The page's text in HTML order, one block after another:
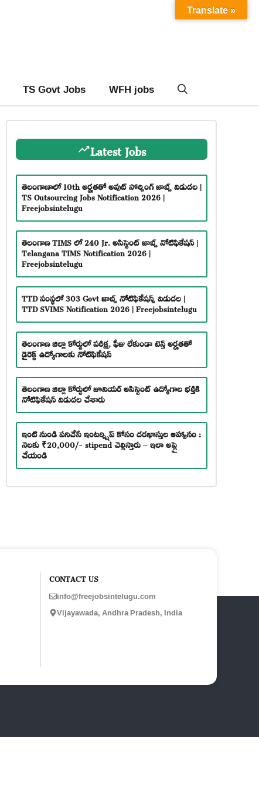
TS Govt Jobs WFH jobs
Latest Jobs
తెలంగాణాలో 10th అర్హతతో అవుట్ సోర్సింగ్ జాబ్స్ విడుదల |
TS Outsourcing Jobs Notification 2026 |
Freejobsintelugu
తెలంగాణ TIMS లో 240 Jr. అసిస్టెంట్ జాబ్స్ నోటిఫికేషన్ |
Telangana TIMS Notification 2026 |
Freejobsintelugu
TTD సంస్థలో 303 Govt జాబ్స్ నోటిఫికేషన్స్ విడుదల |
TTD SVIMS Notification 2026 | Freejobsintelugu
తెలంగాణ జిల్లా కోర్టులో పరీక్ష, ఫీజు లేకుండా టెన్త్ అర్హతతో
డైరెక్ట్ ఉద్యోగాలకు నోటిఫికేషన్
తెలంగాణ జిల్లా కోర్టులో జూనియర్ అసిస్టెంట్ ఉద్యోగాల భర్తీకి
నోటిఫికేషన్ విడుదల చేశారు
ఇంటి నుండి పనిచేసే ఇంటర్న్షిప్ కోసం దరఖాస్తుల ఆహ్వానం :
నెలకు ₹20,000/- stipend చెల్లిస్తారు – ఇలా అప్లై
చేయండి
CONTACT US
info@freejobsintelugu.com
Vijayawada, Andhra Pradesh, India
Translate »